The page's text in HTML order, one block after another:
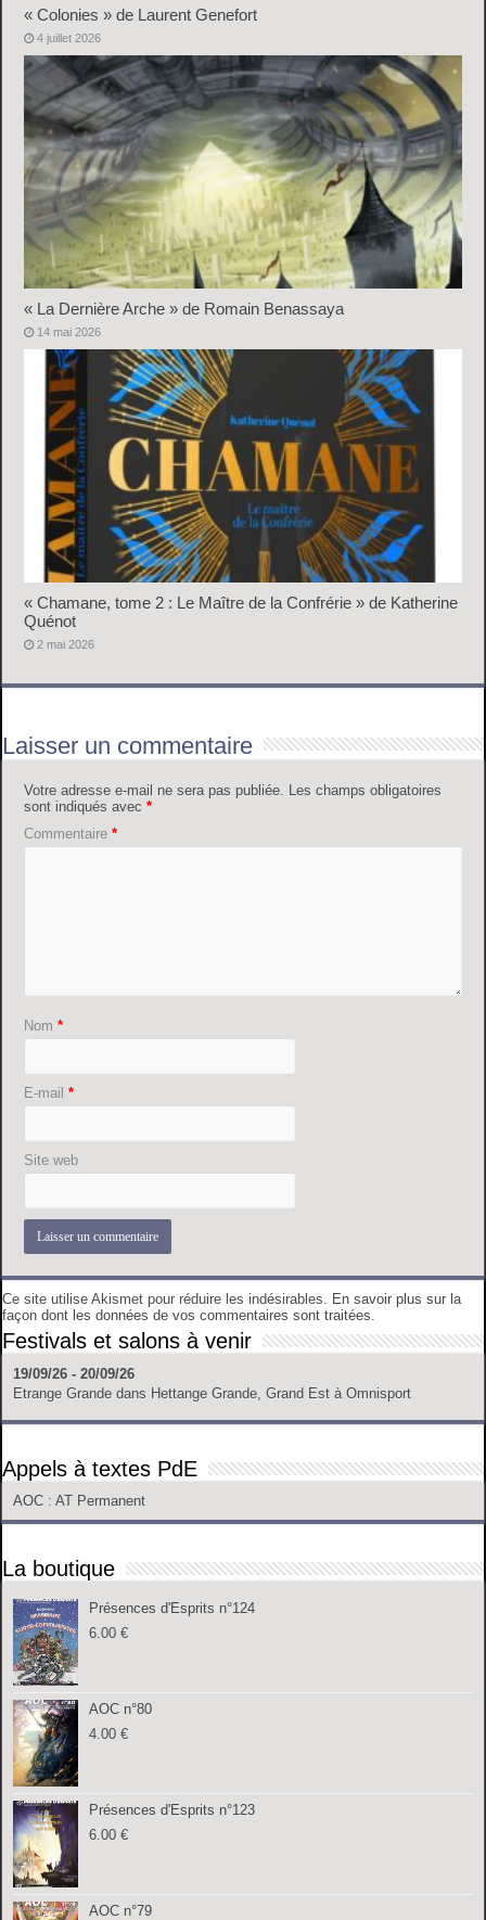
« Colonies » de Laurent Genefort
4 juillet 2026
« La Dernière Arche » de Romain Benassaya
14 mai 2026
« Chamane, tome 2 : Le Maître de la Confrérie » de Katherine
Quénot
2 mai 2026
Laisser un commentaire
Votre adresse e-mail ne sera pas publiée.
Les champs obligatoires
sont indiqués avec*
Commentaire*
Nom*
E-mail*
Site web
Ce site utilise Akismet pour réduire les indésirables.
En savoir plus sur la
façon dont les données de vos commentaires sont traitées
Festivals et salons à venir
19/09/26 - 20/09/26
Etrange Grande dans Hettange Grande, Grand Est à Omnisport
Appels à textes PdE
AOC : AT Permanent
La boutique
Présences d'Esprits n°124
6.00€
AOC n°80
4.00€
Présences d'Esprits n°123
6.00€
AOC n°79